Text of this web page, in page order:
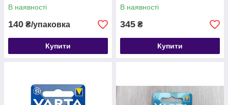
В наявності
140 ₴/упаковка
Купити
В наявності
345 ₴
Купити